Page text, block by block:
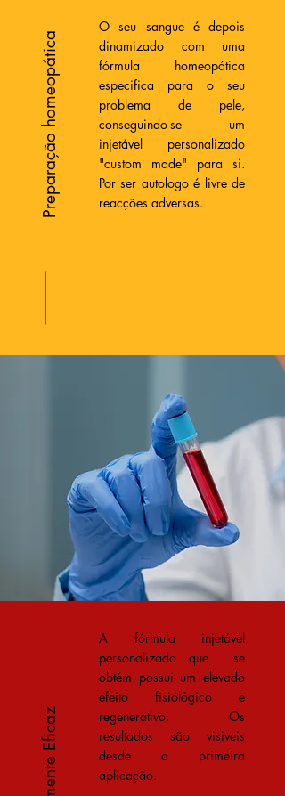
Preparação homeopática
O seu sangue é depois
dinamizado com uma
fórmula homeopática
especifica para o seu
problema de pele,
conseguindo-se um
injetável personalizado
"custom made" para si.
Por ser autologo é livre de
reacções adversas.
Altamente Eficaz
A fórmula injetável
personalizada que se
obtém possui um elevado
efeito fisiológico e
regenerativo. Os
resultados são visiveis
desde a primeira
aplicação.